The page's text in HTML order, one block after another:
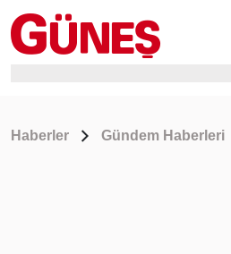
Haberler Gündem Haberleri